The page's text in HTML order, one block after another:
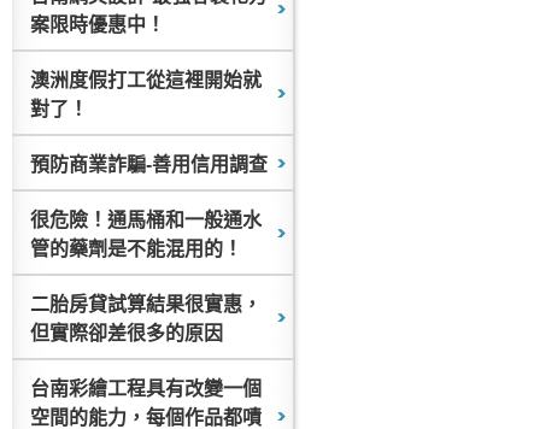
案限時優惠中！
澳洲度假打工從這裡開始就
對了！
預防商業詐騙-善用信用調查
很危險！通馬桶和一般通水
管的藥劑是不能混用的！
二胎房貸試算結果很實惠，
但實際卻差很多的原因
台南彩繪工程具有改變一個
空間的能力，每個作品都嘖